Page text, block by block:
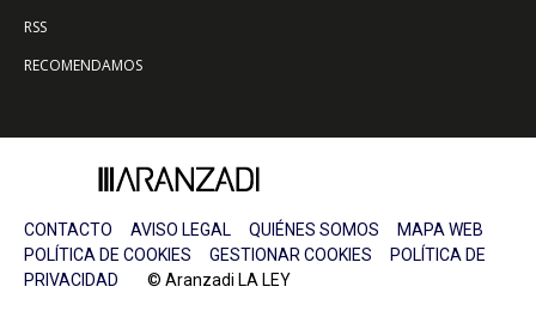
RSS
RECOMENDAMOS
CONTACTO AVISO LEGAL QUIÉNES SOMOS
MAPA WEB
POLÍTICA DE COOKIES
GESTIONAR COOKIES
POLÍTICA DE
PRIVACIDAD © Aranzadi LA LEY